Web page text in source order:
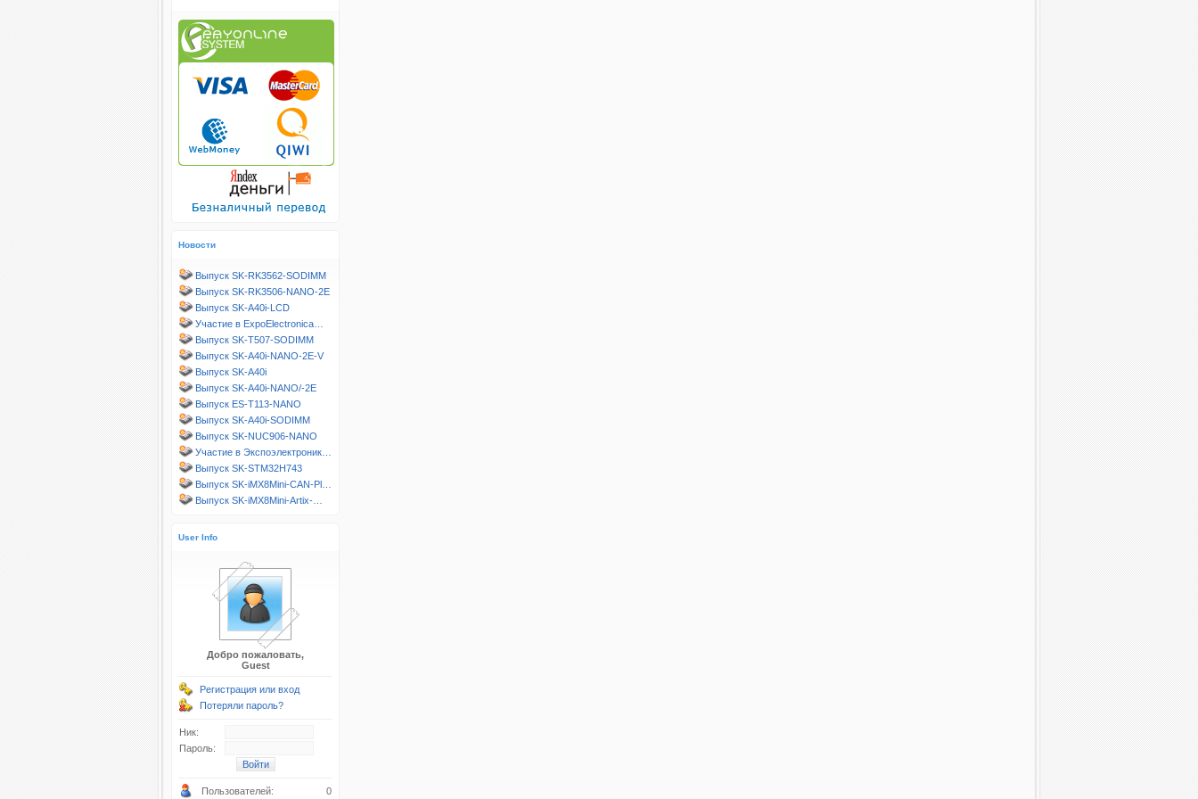
Новости
Выпуск SK-RK3562-SODIMM
Выпуск SK-RK3506-NANO-2E
Выпуск SK-A40i-LCD
Участие в ExpoElectronica…
Выпуск SK-T507-SODIMM
Выпуск SK-A40i-NANO-2E-V
Выпуск SK-A40i
Выпуск SK-A40i-NANO/-2E
Выпуск ES-T113-NANO
Выпуск SK-A40i-SODIMM
Выпуск SK-NUC906-NANO
Участие в Экспоэлектроник…
Выпуск SK-STM32H743
Выпуск SK-iMX8Mini-CAN-Pl…
Выпуск SK-iMX8Mini-Artix-…
User Info
Добро пожаловать,
Guest
Регистрация или вход
Потеряли пароль?
Ник:
Пароль:
Пользователей: 0